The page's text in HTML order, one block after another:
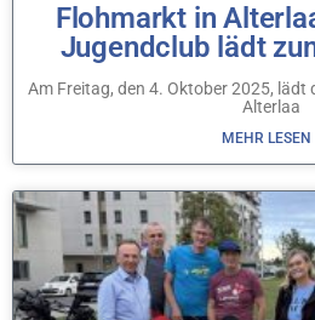
Flohmarkt in
Jugendclub lädt
Am Freitag, den 4. Oktober 2025, lädt
Alterlaa
MEHR LESEN